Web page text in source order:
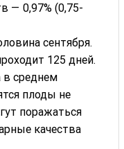
— 0,97% (0,75-
сентября.
125 дней.
в среднем
плоды не
поражаться
качества